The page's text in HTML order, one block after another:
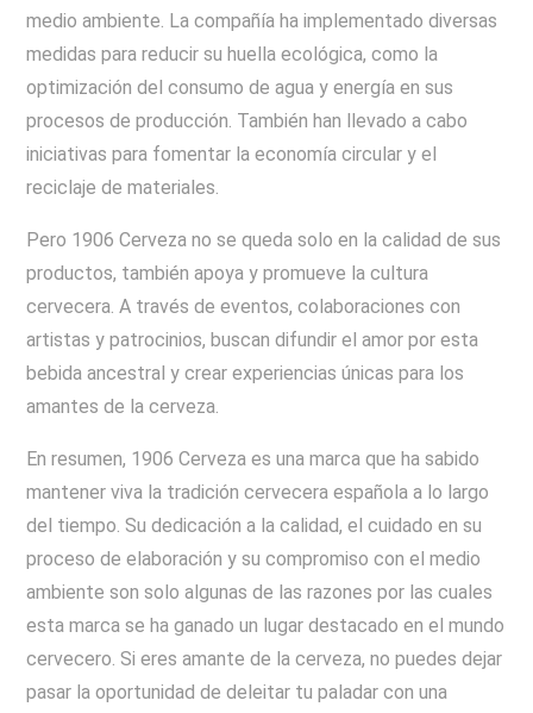
medio ambiente. La compañía ha implementado diversas
medidas para reducir su huella ecológica, como la
optimización del consumo de agua y energía en sus
procesos de producción. También han llevado a cabo
iniciativas para fomentar la economía circular y el
reciclaje de materiales.
Pero 1906 Cerveza no se queda solo en la calidad de sus
productos, también apoya y promueve la cultura
cervecera. A través de eventos, colaboraciones con
artistas y patrocinios, buscan difundir el amor por esta
bebida ancestral y crear experiencias únicas para los
amantes de la cerveza.
En resumen, 1906 Cerveza es una marca que ha sabido
mantener viva la tradición cervecera española a lo largo
del tiempo. Su dedicación a la calidad, el cuidado en su
proceso de elaboración y su compromiso con el medio
ambiente son solo algunas de las razones por las cuales
esta marca se ha ganado un lugar destacado en el mundo
cervecero. Si eres amante de la cerveza, no puedes dejar
pasar la oportunidad de deleitar tu paladar con una